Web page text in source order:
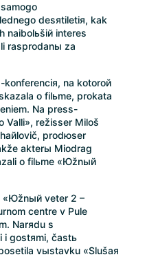
desяtiletiя, kak
naibolьšiй interes
rasprodanы za
na kotoroй
o filьme, prokata
Na press-
Valli», režisser Miloš
prodюser
akterы Miodrag
o filьme «Юžnый
«Юžnый veter 2 –
centre v Pule
Narяdu s
i gostяmi, častь
vыstavku «Slušaя